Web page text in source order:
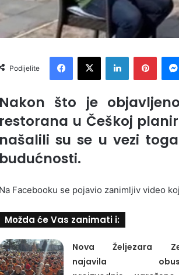
Podijelite
Nakon što je
restorana u Češkoj
našalili su se u vezi
budućnosti.
Na Facebooku se pojavio zanimljiv video
Možda će Vas zanimati i:
Nova Željezara
najavila